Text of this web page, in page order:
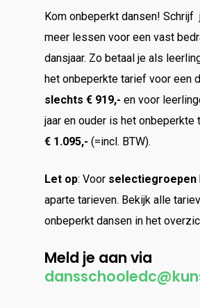
Kom onbeperkt dansen! Schrijf
meer lessen voor een vast
dansjaar. Zo betaal je als
het onbeperkte tarief voor een
slechts € 919,- en voor
jaar en ouder is het onbeperkte
€ 1.095,- (=incl. BTW).
Let op: Voor selectiegroepen
aparte tarieven. Bekijk alle
onbeperkt dansen in het
Meld je aan via